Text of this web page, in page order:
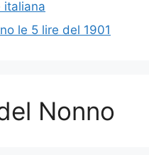
italiana
le 5 lire del 1901
Nonno